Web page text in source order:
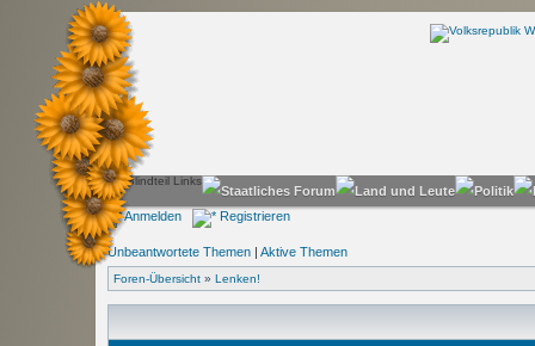
Anmelden Registrieren
Unbeantwortete Themen | Aktive Themen
Foren-Übersicht » Lenken!